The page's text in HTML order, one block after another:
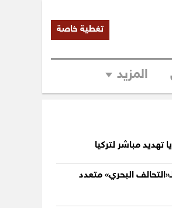
تغطية خاصة
المزيد
تهديد مباشر لتركيا
البحري» متعدد